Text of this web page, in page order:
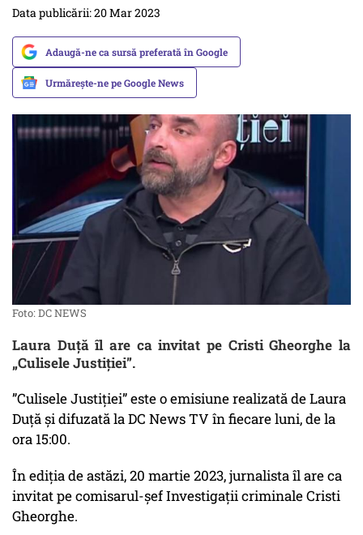
Data publicării: 20 Mar 2023
Adaugă-ne ca sursă preferată în Google
Urmărește-ne pe Google News
Foto: DC NEWS
Laura Duță îl are ca invitat pe Cristi Gheorghe la
„Culisele Justiției”.
”Culisele Justiției” este o emisiune realizată de Laura
Duță și difuzată la DC News TV în fiecare luni, de la
ora 15:00.
În ediția de astăzi, 20 martie 2023, jurnalista îl are ca
invitat pe comisarul-șef Investigații criminale Cristi
Gheorghe.